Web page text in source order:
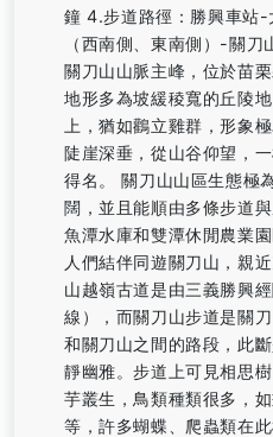
鐘 4.步道路徑：勝興車站
（西南側、東南側）-關
關刀山山脈主峰，位於苗
地形多為坡緩稜寬的丘陵
上，猶如鸛立雞群，形象
陡崖深垂，從山谷仰望，
得名。 關刀山山區生態極
闊，並且能順由多條步道
魚潭水庫和雙潭休閒農業
人們結伴同遊關刀山，親
山越嶺古道是由三義勝興
線），而關刀山步道是關
和關刀山之間的路段，此
靜幽雅。步道上可見相思
芋叢生，鳥類種類很多，
等，許多蝴蝶、爬蟲類在